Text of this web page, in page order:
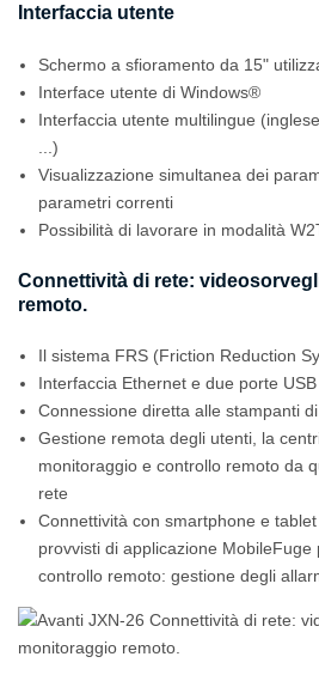
Interfaccia utente
Schermo a sfioramento da 15"
Interface utente di Windows®
Interfaccia utente multilingue
...)
Visualizzazione simultanea dei
parametri correnti
Possibilità di lavorare in modalità
Connettività di rete:
remoto.
Il sistema FRS (Friction Reduction
Interfaccia Ethernet e due porte USB
Connessione diretta alle stampanti
Gestione remota degli utenti, la
monitoraggio e controllo remoto da
rete
Connettività con smartphone e
provvisti di applicazione
controllo remoto: gestione degli